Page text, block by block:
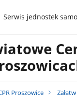
Serwis jednostek
Proszowice